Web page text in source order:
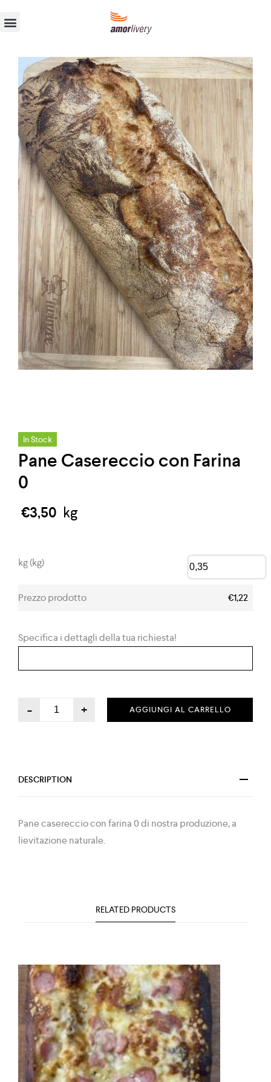
In Stock
Pane Casereccio con Farina
0
€3,50 kg
kg (kg)
Prezzo prodotto €1,22
Specifica i dettagli della tua richiesta!
- + AGGIUNGI AL CARRELLO
DESCRIPTION
Pane casereccio con farina 0 di nostra produzione, a
lievitazione naturale.
RELATED PRODUCTS